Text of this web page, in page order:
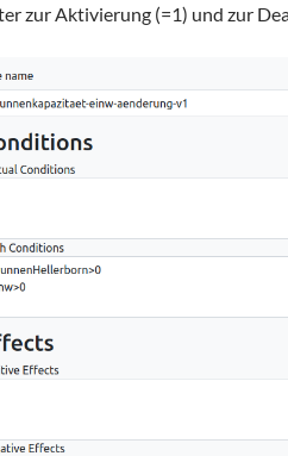
zur Aktivierung (=1) und zur